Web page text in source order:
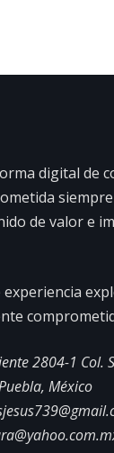
digital de
de valor e
2804-1 Col.
México